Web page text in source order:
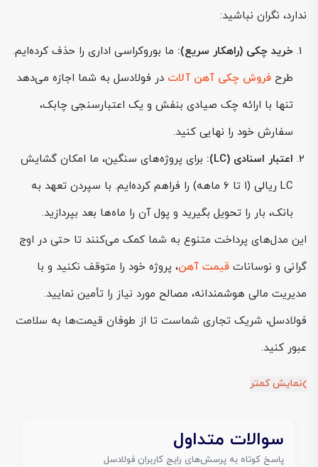
ندارد، نگران نباشید:
خرید چکی (راهکار سریع): ما بوروکراسی اداری را حذف کرده‌ایم.
طرح فروش چکی آهن آلات در فولادسل به شما اجازه می‌دهد
تنها با ارائه چک صیادی بنفش و یک اعتبارسنجی چابک،
سفارش خود را نهایی کنید.
اعتبار اسنادی (LC):
برای پروژه‌های سنگین، ما امکان گشایش
LC ریالی (۱ تا ۶ ماهه) را فراهم کرده‌ایم. با سپردن تعهد به
بانک، بار را تحویل بگیرید و پول آن را ماه‌ها بعد بپردازید.
این مدل‌های پرداخت متنوع به شما کمک می‌کنند تا حتی در اوج
گرانی و نوسانات قیمت آهن، پروژه خود را متوقف نکنید و با
مدیریت مالی هوشمندانه، مصالح مورد نیاز را تأمین نمایید.
فولادسل، شریک تجاری شماست تا از طوفان قیمت‌ها به سلامت
عبور کنید.
نمایش کمتر
سوالات متداول
پاسخ کوتاه به پرسش‌های رایج کاربران فولادسل